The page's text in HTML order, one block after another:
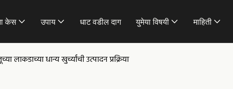
केस उपाय धाट वडील दाग युमेया विषयी माहिती
लाकडाच्या धान्य खुर्च्यांची उत्पादन प्रक्रिया